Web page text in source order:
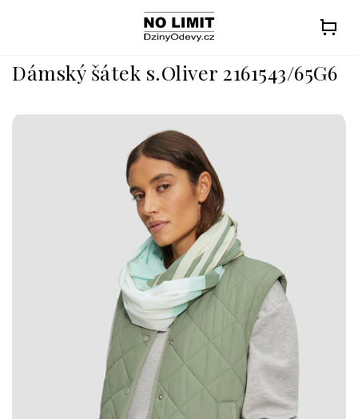
Dámský šátek s.Oliver 2161543/65G6